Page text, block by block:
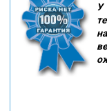
У